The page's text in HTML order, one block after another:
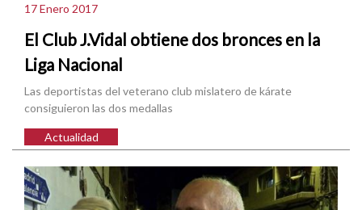
17 Enero 2017
El Club J.Vidal obtiene dos bronces en la
Liga Nacional
Las deportistas del veterano club mislatero de kárate
consiguieron las dos medallas
Actualidad